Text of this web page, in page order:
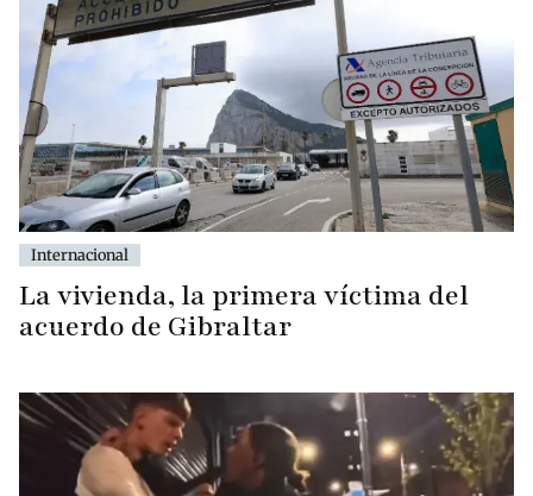
Internacional
La vivienda, la primera víctima del
acuerdo de Gibraltar